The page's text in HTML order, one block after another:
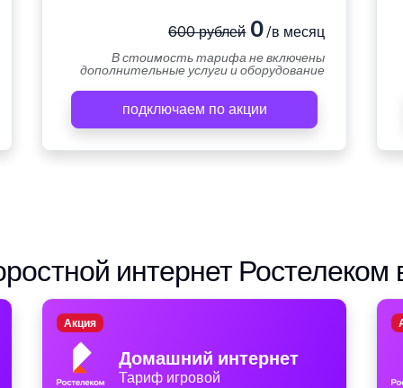
600 рублей0/в месяц
В стоимость тарифа не включены
дополнительные услуги и оборудование
подключаем по акции
интернет Ростелеком
Домашний интернет
Тариф игровой
Акция